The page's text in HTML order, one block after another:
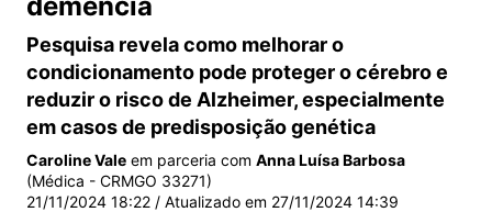
Pesquisa revela como melhorar o
condicionamento pode proteger o cérebro e
reduzir o risco de Alzheimer, especialmente
em casos de predisposição genética
Caroline Vale em parceria com Anna Luísa Barbosa
(Médica - CRMGO 33271)
21/11/2024 18:22 / Atualizado em 27/11/2024 14:39